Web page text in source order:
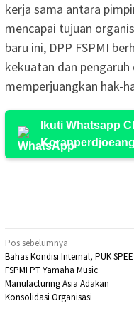
kerja sama antara
mencapai tujuan
baru ini, DPP FSPMI
kekuatan dan
memperjuangkan hak-
Ikuti Whatsapp
Navigasi
pos
Pos sebelumnya
Bahas Kondisi Internal, PUK SPEE
FSPMI PT Yamaha Music
Manufacturing Asia Adakan
Konsolidasi Organisasi